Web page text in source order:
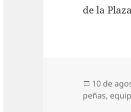
de la
Publicado
el
10 de
peñas,